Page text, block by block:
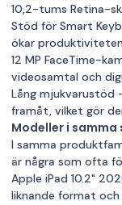
silver 4G
Mycket bra skick
256GB Lagring
iPad 9
10.2" 256
silver 4G
Mycket bra skick
256GB Lagring
Garanti 12 mån
10,2-tums Retina-
Stöd för Smart
ökar
12 MP FaceTime-
videosamtal och
Lång mjukvarustöd
framåt, vilket gör
Modeller i samma
I samma
är några som ofta
Apple iPad 10.2"
liknande format och